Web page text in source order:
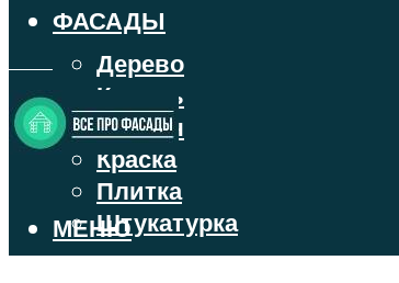
ФАСАДЫ
Дерево
Камень
Кирпич
Краска
Плитка
Штукатурка
ВЕНТИЛИРУЕМЫЕ ФАСАДЫ
МЕНЮ